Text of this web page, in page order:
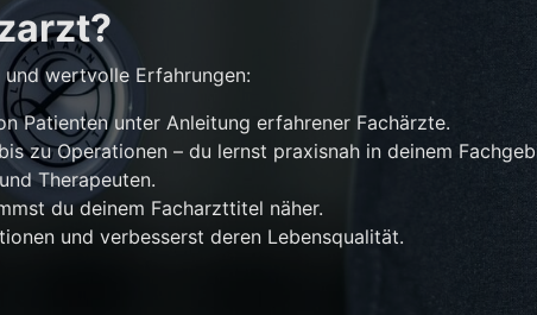
wertvolle Erfahrungen:
Patienten unter Anleitung erfahrener Fachärzte.
zu Operationen – du lernst praxisnah in deinem
Therapeuten.
du deinem Facharzttitel näher.
und verbesserst deren Lebensqualität.